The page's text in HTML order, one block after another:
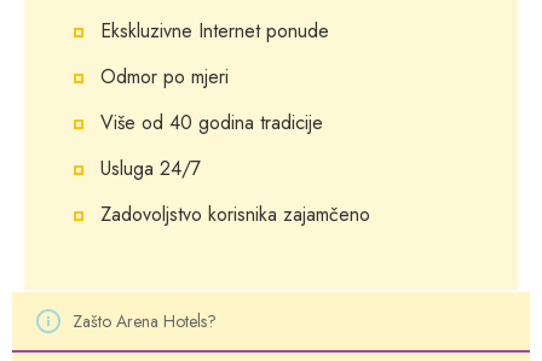
Ekskluzivne Internet ponude
Odmor po mjeri
Više od 40 godina tradicije
Usluga 24/7
Zadovoljstvo korisnika zajamčeno
Zašto Arena Hotels?